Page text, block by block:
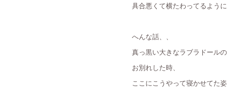
具合悪くて横たわってるように
へんな話、、
真っ黒い大きなラブラドール
お別れした時、
ここにこうやって寝かせてた